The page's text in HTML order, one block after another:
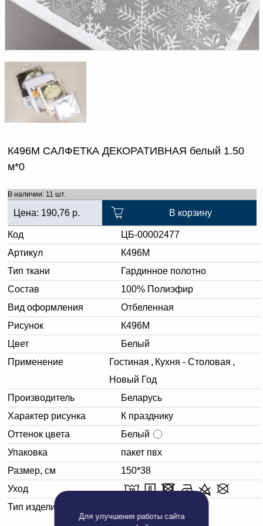
Для улучшения работы сайта
Доверенность на
получение груза
Документы по работе с
персональными данными
Письмо руководителю
Вопросы и ответы
Новости | Статьи
К496М САЛФЕТКА ДЕКОРАТИВНАЯ белый 1.50
м*0
В наличии: 11 шт.
Цена: 190,76 р. В корзину
Код
ЦБ-00002477
Артикул
К496М
Тип ткани
Гардинное полотно
Состав
100% Полиэфир
Вид оформления
Отбеленная
Рисунок
К496М
Цвет
Белый
Применение
Гостиная , Кухня - Столовая ,
Новый Год
Производитель
Беларусь
Характер рисунка
К празднику
Оттенок цвета
Белый
Упаковка
пакет пвх
Размер, см
150*38
Уход
Тип изделия